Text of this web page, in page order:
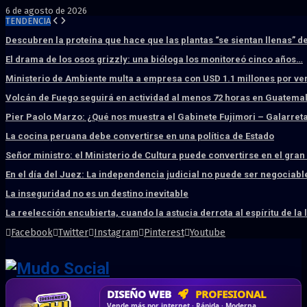
6 de agosto de 2026
TENDENCIA
Descubren la proteína que hace que las plantas “se sientan llenas”
El drama de los osos grizzly: una bióloga los monitoreó cinco años…
Ministerio de Ambiente multa a empresa con USD 1.1 millones por
Volcán de Fuego seguirá en actividad al menos 72 horas en
Pier Paolo Marzo: ¿Qué nos muestra el Gabinete Fujimori –
La cocina peruana debe convertirse en una política de Estado
Señor ministro: el Ministerio de Cultura puede convertirse en el
En el día del Juez: La independencia judicial no puede ser
La inseguridad no es un destino inevitable
La reelección encubierta, cuando la astucia derrota al espíritu de la
Facebook Twitter Instagram Pinterest Youtube
HOSTING SSD SÚPER RÁPIDO
DISEÑO WEB PROFESIONAL
CRM & DASHBOARD A MEDIDA
CORREO CORPORATIVO